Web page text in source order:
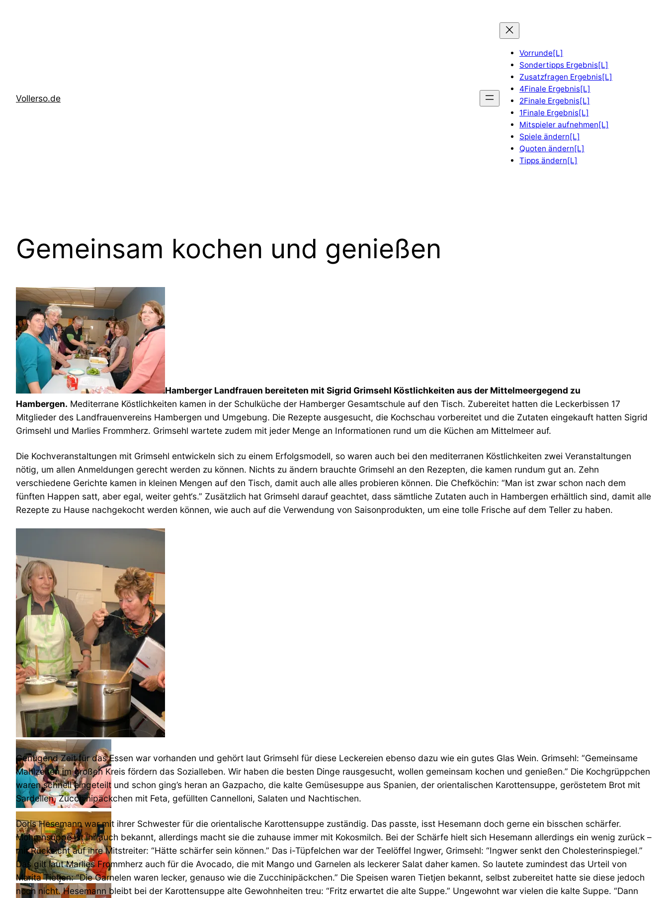
Vollerso.de
Vorrunde[L]
Sondertipps Ergebnis[L]
Zusatzfragen Ergebnis[L]
4Finale Ergebnis[L]
2Finale Ergebnis[L]
1Finale Ergebnis[L]
Mitspieler aufnehmen[L]
Spiele ändern[L]
Quoten ändern[L]
Tipps ändern[L]
Gemeinsam kochen und genießen
Hamberger Landfrauen bereiteten mit Sigrid Grimsehl Köstlichkeiten aus der Mittelmeergegend zu
Hambergen. Mediterrane Köstlichkeiten kamen in der Schulküche der Hamberger Gesamtschule auf den Tisch. Zubereitet hatten die Leckerbissen 17
Mitglieder des Landfrauenvereins Hambergen und Umgebung. Die Rezepte ausgesucht, die Kochschau vorbereitet und die Zutaten eingekauft hatten Sigrid
Grimsehl und Marlies Frommherz. Grimsehl wartete zudem mit jeder Menge an Informationen rund um die Küchen am Mittelmeer auf.
Die Kochveranstaltungen mit Grimsehl entwickeln sich zu einem Erfolgsmodell, so waren auch bei den mediterranen Köstlichkeiten zwei Veranstaltungen
nötig, um allen Anmeldungen gerecht werden zu können. Nichts zu ändern brauchte Grimsehl an den Rezepten, die kamen rundum gut an. Zehn
verschiedene Gerichte kamen in kleinen Mengen auf den Tisch, damit auch alle alles probieren können. Die Chefköchin: “Man ist zwar schon nach dem
fünften Happen satt, aber egal, weiter geht‘s.” Zusätzlich hat Grimsehl darauf geachtet, dass sämtliche Zutaten auch in Hambergen erhältlich sind, damit alle
Rezepte zu Hause nachgekocht werden können, wie auch auf die Verwendung von Saisonprodukten, um eine tolle Frische auf dem Teller zu haben.
Genügend Zeit für das Essen war vorhanden und gehört laut Grimsehl für diese Leckereien ebenso dazu wie ein gutes Glas Wein. Grimsehl: “Gemeinsame
Mahlzeiten im großen Kreis fördern das Sozialleben. Wir haben die besten Dinge rausgesucht, wollen gemeinsam kochen und genießen.” Die Kochgrüppchen
waren schnell eingeteilt und schon ging’s heran an Gazpacho, die kalte Gemüsesuppe aus Spanien, der orientalischen Karottensuppe, geröstetem Brot mit
Sardellen, Zucchinipäckchen mit Feta, gefüllten Cannelloni, Salaten und Nachtischen.
Doris Hesemann war mit ihrer Schwester für die orientalische Karottensuppe zuständig. Das passte, isst Hesemann doch gerne ein bisschen schärfer.
Möhrensuppe ist ihr auch bekannt, allerdings macht sie die zuhause immer mit Kokosmilch. Bei der Schärfe hielt sich Hesemann allerdings ein wenig zurück –
mit Rücksicht auf ihre Mitstreiter: “Hätte schärfer sein können.” Das i-Tüpfelchen war der Teelöffel Ingwer, Grimsehl: “Ingwer senkt den Cholesterinspiegel.”
Das gilt laut Marlies Frommherz auch für die Avocado, die mit Mango und Garnelen als leckerer Salat daher kamen. So lautete zumindest das Urteil von
Marita Tietjen: “Die Garnelen waren lecker, genauso wie die Zucchinipäckchen.” Die Speisen waren Tietjen bekannt, selbst zubereitet hatte sie diese jedoch
noch nicht. Hesemann bleibt bei der Karottensuppe alte Gewohnheiten treu: “Fritz erwartet die alte Suppe.” Ungewohnt war vielen die kalte Suppe. “Dann